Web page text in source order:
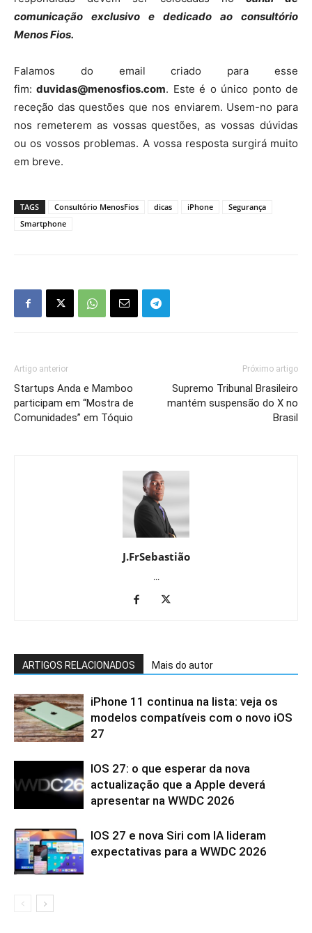
comunicação exclusivo e dedicado ao consultório
Menos Fios.
Falamos do email criado para esse
fim:duvidas@menosfios.com. Este é o único ponto de
receção das questões que nos enviarem. Usem-no para
nos remeterem as vossas questões, as vossas dúvidas
ou os vossos problemas. A vossa resposta surgirá muito
em breve.
TAGS Consultório MenosFios dicas iPhone
Segurança
Smartphone
Artigo anterior
Startups Anda e Mamboo
participam em “Mostra de
Comunidades” em Tóquio
Próximo artigo
Supremo Tribunal Brasileiro
mantém suspensão do X no
Brasil
J.FrSebastião
...
ARTIGOS RELACIONADOS Mais do autor
iPhone 11 continua na lista: veja os
modelos compatíveis com o novo iOS
27
IOS 27: o que esperar da nova
actualização que a Apple deverá
apresentar na WWDC 2026
IOS 27 e nova Siri com IA lideram
expectativas para a WWDC 2026